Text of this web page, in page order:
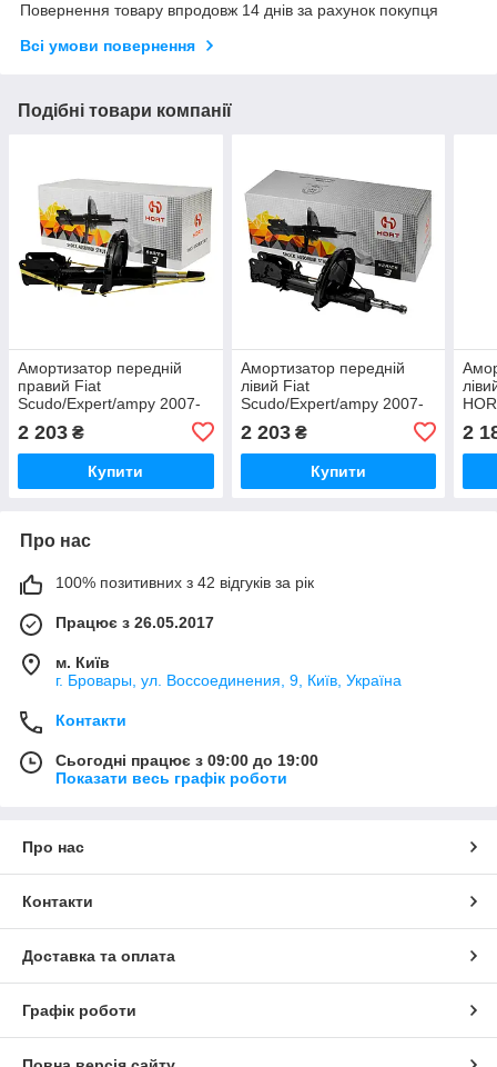
Повернення товару впродовж 14 днів за рахунок покупця
Всі умови повернення
Подібні товари компанії
Амортизатор передній
правий Fiat
Scudo/Expert/ampy 2007-
2016 HORT (Німеччина)
2 203 ₴
Купити
Амортизатор передній
лівий Fiat
Scudo/Expert/ampy 2007-
2016 HORT (Німеччина)
2 203₴
Купити
2
Про нас
100% позитивних з 42 відгуків за рік
Працює з 26.05.2017
м. Київ
г. Бровары, ул. Воссоединения, 9, Київ, Україна
Контакти
Сьогодні працює з 09:00 до 19:00
Показати весь графік роботи
Про нас
Контакти
Доставка та оплата
Графік роботи